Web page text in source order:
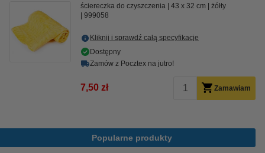
ściereczka do czyszczenia 43 x 32 cm
żółty
999058
Kliknij i sprawdź całą specyfikacje
Dostępny
Zamów z Pocztex na jutro!
7,50 zł Zamawiam
Popularne produkty